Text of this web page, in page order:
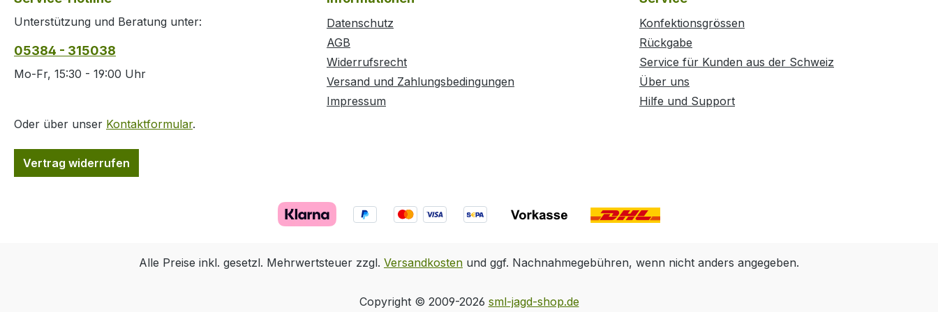
Unterstützung und Beratung unter:
05384 - 315038
Mo-Fr, 15:30 - 19:00 Uhr
Oder über unser Kontaktformular.
Vertrag widerrufen
Datenschutz
AGB
Widerrufsrecht
Versand und Zahlungsbedingungen
Impressum
Konfektionsgrössen
Rückgabe
Service für Kunden aus der Schweiz
Über uns
Hilfe und Support
Alle Preise inkl. gesetzl. Mehrwertsteuer zzgl. Versandkosten und ggf. Nachnahmegebühren, wenn nicht anders angegeben.
Copyright © 2009-2026 sml-jagd-shop.de